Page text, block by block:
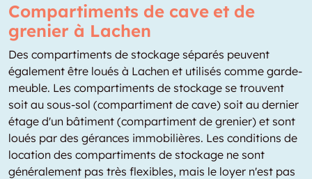
Compartiments de cave et de
grenier à Lachen
Des compartiments de stockage séparés peuvent
également être loués à Lachen et utilisés comme garde-
meuble. Les compartiments de stockage se trouvent
soit au sous-sol (compartiment de cave) soit au dernier
étage d'un bâtiment (compartiment de grenier) et sont
loués par des gérances immobilières. Les conditions de
location des compartiments de stockage ne sont
généralement pas très flexibles, mais le loyer n'est pas